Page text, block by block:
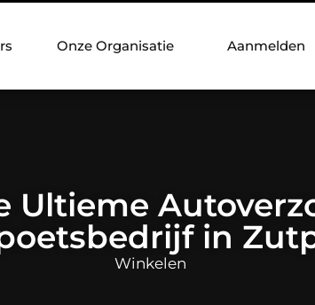
Onze Organisatie Aanmelden
Ultieme
in
Winkelen